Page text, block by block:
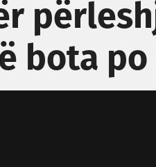
bota po